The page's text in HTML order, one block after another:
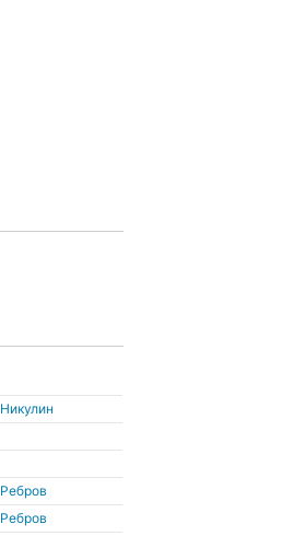
Никулин
Ребров
Ребров